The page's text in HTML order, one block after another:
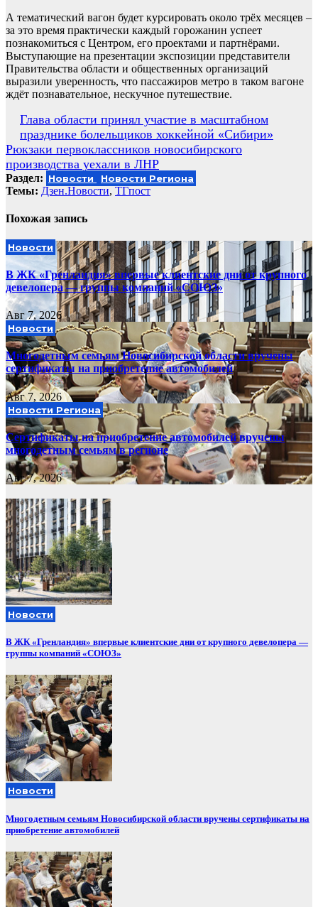
А тематический вагон будет курсировать около трёх месяцев –
за это время практически каждый горожанин успеет
познакомиться с Центром, его проектами и партнёрами.
Выступающие на презентации экспозиции представители
Правительства области и общественных организаций
выразили уверенность, что пассажиров метро в таком вагоне
ждёт познавательное, нескучное путешествие.
Навигация
по
записям
Глава области принял участие в масштабном
празднике болельщиков хоккейной «Сибири»
Рюкзаки первоклассников новосибирского
производства уехали в ЛНР
Раздел: Новости Новости Региона
Темы: Дзен.Новости, ТГпост
Похожая запись
Новости
В ЖК «Гренландия» впервые клиентские дни от крупного
девелопера — группы компаний «СОЮЗ»
Авг 7, 2026
Новости
Многодетным семьям Новосибирской области вручены
сертификаты на приобретение автомобилей
Авг 7, 2026
Новости Региона
Сертификаты на приобретение автомобилей вручены
многодетным семьям в регионе
Авг 7, 2026
Новости
В ЖК «Гренландия» впервые клиентские дни от крупного девелопера —
группы компаний «СОЮЗ»
Новости
Многодетным семьям Новосибирской области вручены сертификаты на
приобретение автомобилей